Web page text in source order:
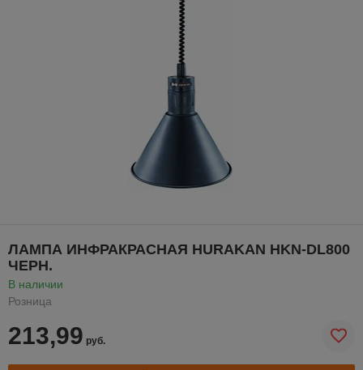
ЛАМПА ИНФРАКРАСНАЯ HURAKAN HKN-DL800
ЧЕРН.
В наличии
Розница
213,99 руб.